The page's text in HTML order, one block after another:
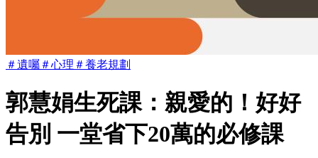
＃遺囑＃心理 ＃養老規劃
郭慧娟生死課：親愛的！好好
告別 一堂省下20萬的必修課